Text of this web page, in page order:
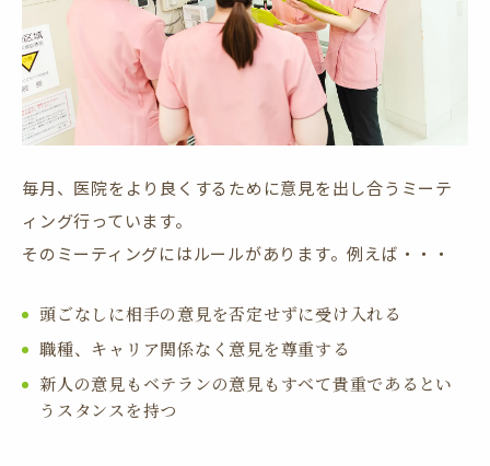
毎月、医院をより良くするために意見を出し合うミーテ
ィング行っています。
そのミーティングにはルールがあります。例えば・・・
頭ごなしに相手の意見を否定せずに受け入れる
職種、キャリア関係なく意見を尊重する
新人の意見もベテランの意見もすべて貴重であるとい
うスタンスを持つ